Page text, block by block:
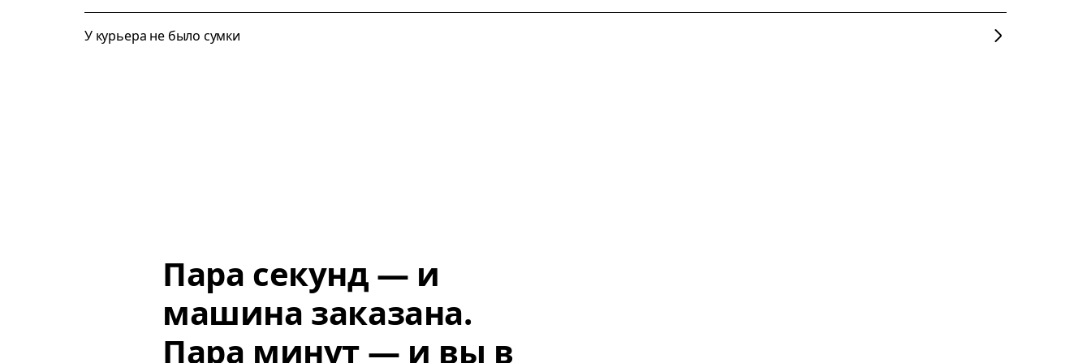
У курьера не было сумки
Пара секунд — и
машина заказана.
Пара минут — и вы в